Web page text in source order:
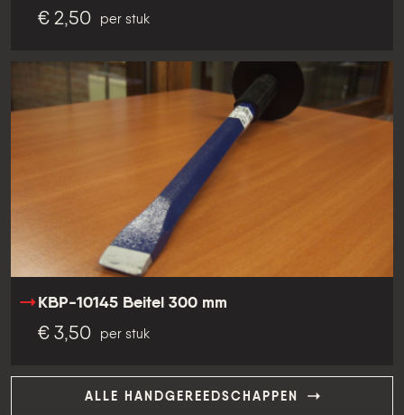
€ 2,50 per stuk
KBP-10145 Beitel 300 mm
€ 3,50 per stuk
ALLE HANDGEREEDSCHAPPEN